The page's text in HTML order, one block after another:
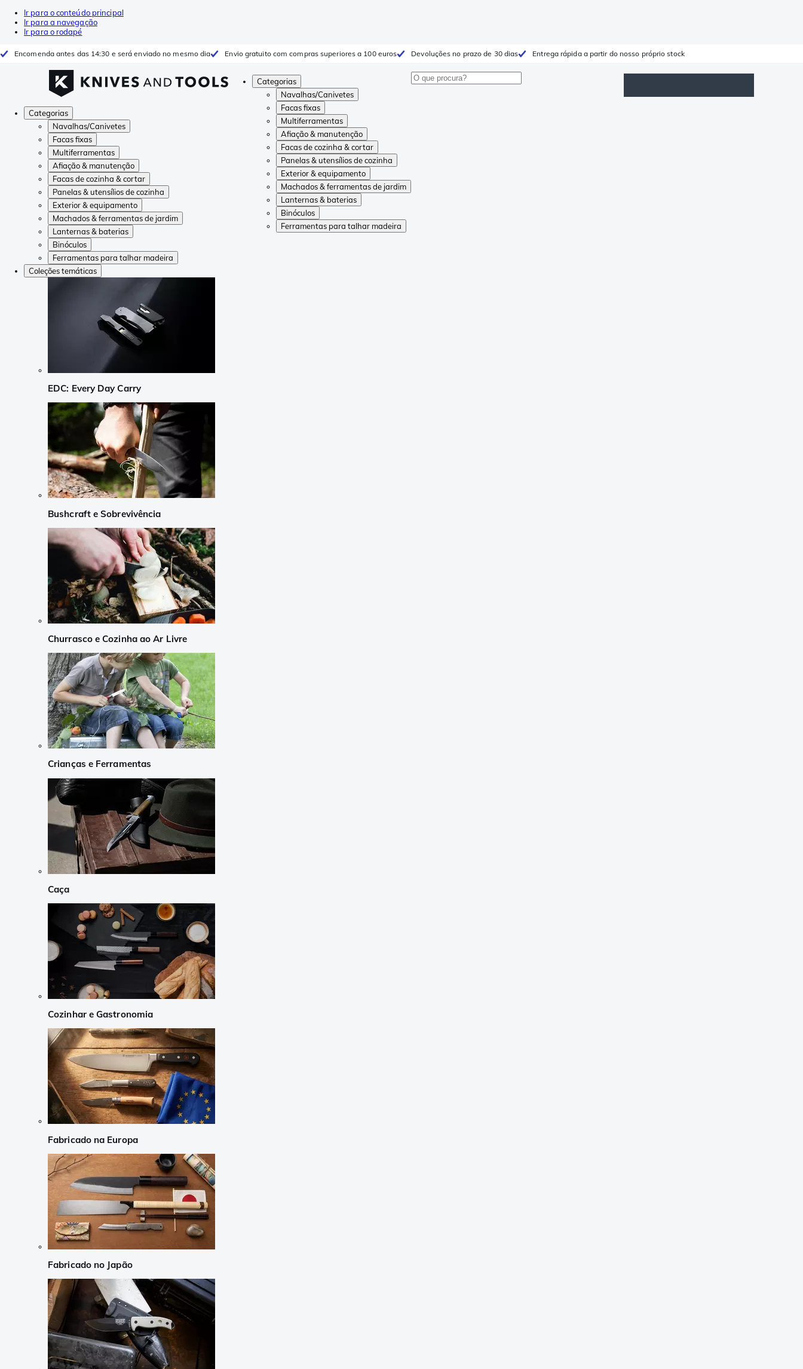
Ir para o conteúdo principal
Ir para a navegação
Ir para o rodapé
Encomenda antes das 14:30 e será enviado no mesmo dia Envio gratuito com compras superiores a 100 euros Devoluções no prazo de 30 dias Entrega rápida a partir do nosso próprio stock
Categorias
Navalhas/Canivetes
Facas fixas
Multiferramentas
Afiação & manutenção
Facas de cozinha & cortar
Panelas & utensílios de cozinha
Exterior & equipamento
Machados & ferramentas de jardim
Lanternas & baterias
Binóculos
Ferramentas para talhar madeira
Categorias
Navalhas/Canivetes
Facas fixas
Multiferramentas
Afiação & manutenção
Facas de cozinha & cortar
Panelas & utensílios de cozinha
Exterior & equipamento
Machados & ferramentas de jardim
Lanternas & baterias
Binóculos
Ferramentas para talhar madeira
Coleções temáticas
EDC: Every Day Carry
Bushcraft e Sobrevivência
Churrasco e Cozinha ao Ar Livre
Crianças e Ferramentas
Caça
Cozinhar e Gastronomia
Fabricado na Europa
Fabricado no Japão